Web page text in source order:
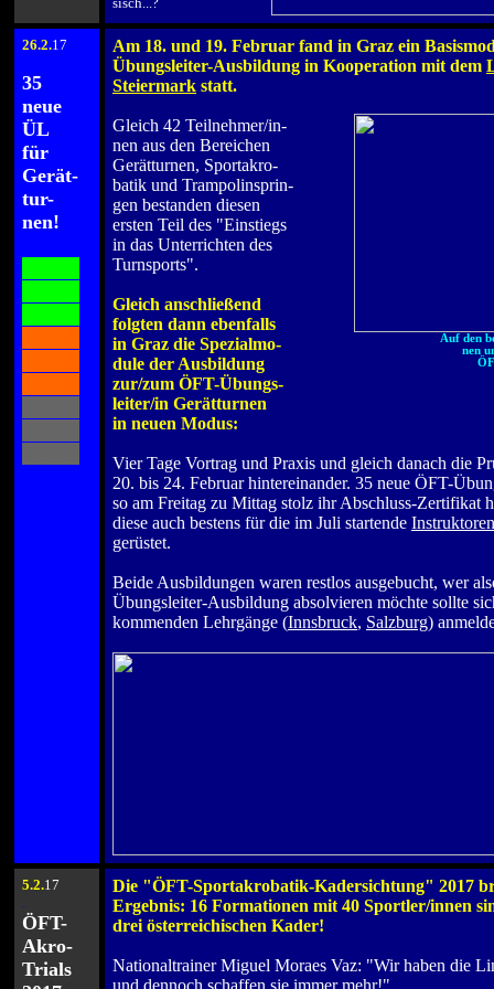
26.2.17
35
neue
ÜL
für
Gerät-
tur-
nen!
Am 18. und 19. Februar fand in Graz ein
Übungsleiter-Ausbildung in Kooperation mit dem
Steiermark statt.
Gleich 42 Teilnehmer/in-
nen aus den Bereichen
Gerätturnen, Sportakro-
batik und Trampolinsprin-
gen bestanden diesen
ersten Teil des "Einstiegs
in das Unterrichten des
Turnsports".
Gleich anschließend
folgten dann ebenfalls
in Graz die Spezialmo-
dule der Ausbildung
zur/zum ÖFT-Übungs-
leiter/in Gerätturnen
in neuen Modus:
Auf den
nen
Vier Tage Vortrag und Praxis und gleich danach die
20. bis 24. Februar hintereinander. 35 neue ÖFT-
so am Freitag zu Mittag stolz ihr Abschluss-Zertifikat
diese auch bestens für die im Juli startende
gerüstet.
Beide Ausbildungen waren restlos ausgebucht, wer
Übungsleiter-Ausbildung absolvieren möchte sollte
kommenden Lehrgänge (Innsbruck, Salzburg)
5.2.17
.
ÖFT-
Akro-
Trials
Die "ÖFT-Sportakrobatik-Kadersichtung" 2017
Ergebnis: 16 Formationen mit 40 Sportler/innen
drei österreichischen Kader!
Nationaltrainer Miguel Moraes Vaz: "Wir haben die
und dennoch schaffen sie immer mehr!"